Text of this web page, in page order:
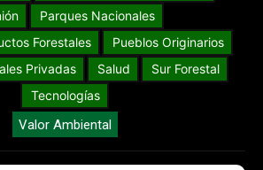
Parques Nacionales
Forestales
Pueblos Originarios
Privadas
Salud
Sur Forestal
Tecnologías
Valor Ambiental